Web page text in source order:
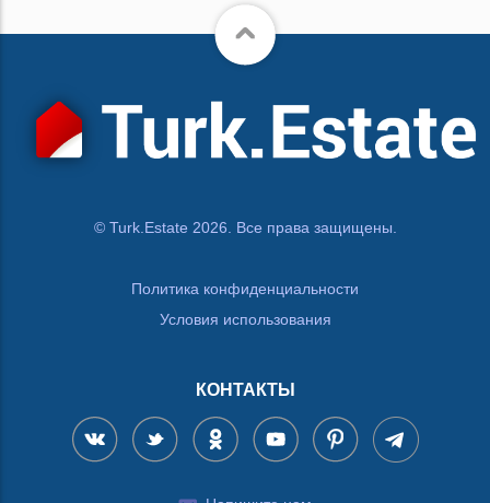
© Turk.Estate 2026. Все права защищены.
Политика конфиденциальности
Условия использования
КОНТАКТЫ